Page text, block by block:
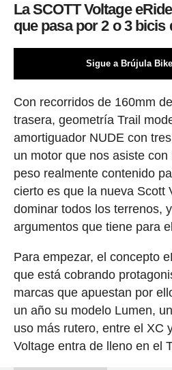
La SCOTT Voltage
que pasa por 2 o 3 bicis
Sigue a Brújula
Con recorridos de 160mm
trasera, geometría Trail
amortiguador NUDE con
un motor que nos asiste
peso realmente contenido
cierto es que la nueva Scott
dominar todos los terrenos,
argumentos que tiene para
Para empezar, el concepto
que está cobrando
marcas que apuestan por
un año su modelo Lumen,
uso más rutero, entre el XC
Voltage entra de lleno en el